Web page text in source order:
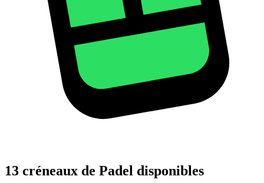
13 créneaux de Padel disponibles